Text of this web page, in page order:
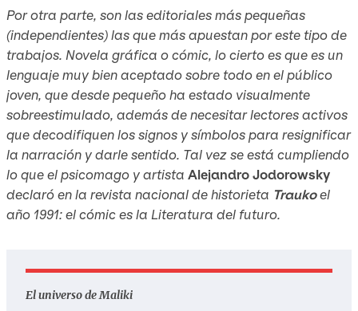
Por otra parte, son las editoriales más pequeñas
(independientes) las que más apuestan por este tipo de
trabajos. Novela gráfica o cómic, lo cierto es que es un
lenguaje muy bien aceptado sobre todo en el público
joven, que desde pequeño ha estado visualmente
sobreestimulado, además de necesitar lectores activos
que decodifiquen los signos y símbolos para resignificar
la narración y darle sentido. Tal vez se está cumpliendo
lo que el psicomago y artista Alejandro Jodorowsky
declaró en la revista nacional de historieta Traukoel
año 1991: el cómic es la Literatura del futuro.
El universo de Maliki